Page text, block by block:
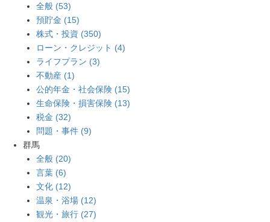
全般 (53)
預貯金 (15)
株式・投資 (350)
ローン・クレジット (4)
ライフプラン (3)
不動産 (1)
公的年金・社会保険 (15)
生命保険・損害保険 (13)
税金 (32)
問題・事件 (9)
群馬
全般 (20)
言葉 (6)
文化 (12)
温泉・浴場 (12)
観光・旅行 (27)